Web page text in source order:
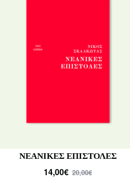
ΝΕΑΝΙΚΕΣ ΕΠΙΣΤΟΛΕΣ
14,00€ 20,00€